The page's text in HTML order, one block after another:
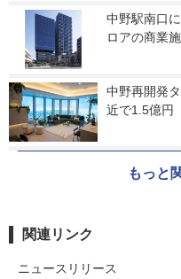
中野駅南口
ロアの商業
中野再開発
近で1.5億円
もっと
関連リンク
ニュースリリース